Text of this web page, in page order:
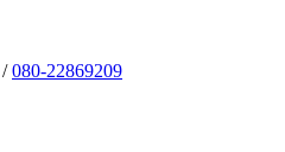
/080-22869209